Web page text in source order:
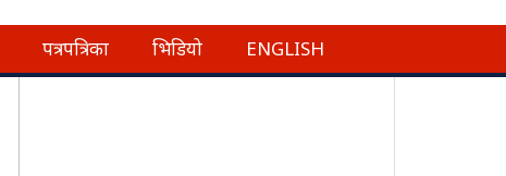
पत्रपत्रिका भिडियो ENGLISH